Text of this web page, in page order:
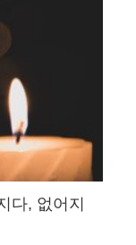
다, 없어지